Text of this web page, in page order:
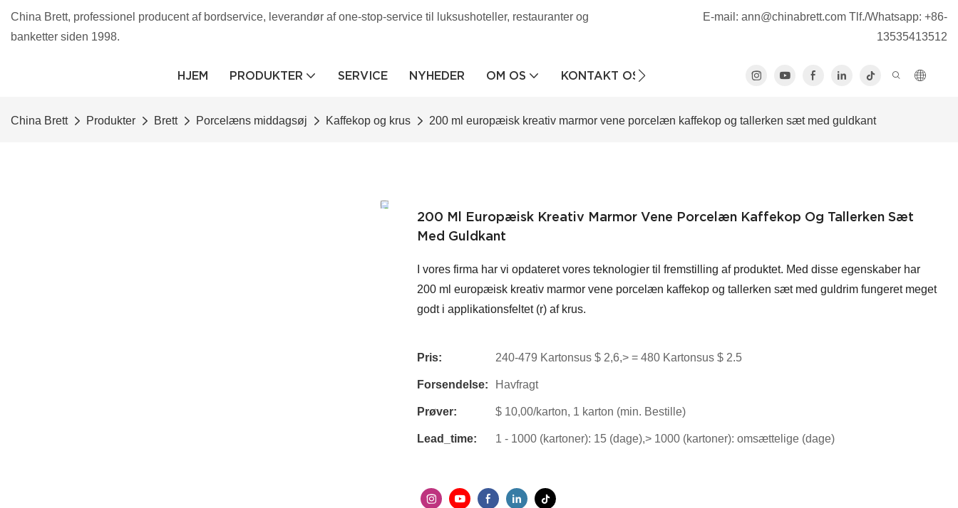
China Brett, professionel producent af bordservice, leverandør af one-stop-service til luksushoteller, restauranter og
banketter siden 1998.
E-mail: ann@chinabrett.com Tlf./Whatsapp: +86-
13535413512
HJEM PRODUKTER SERVICE NYHEDER OM OS KONTAKT OS
China Brett Produkter Brett Porcelæns middagsøj Kaffekop og krus 200 ml europæisk kreativ marmor vene porcelæn kaffekop og tallerken sæt med guldkant
200 Ml Europæisk Kreativ Marmor Vene Porcelæn Kaffekop Og Tallerken Sæt
Med Guldkant
I vores firma har vi opdateret vores teknologier til fremstilling af produktet. Med disse egenskaber har
200 ml europæisk kreativ marmor vene porcelæn kaffekop og tallerken sæt med guldrim fungeret meget
godt i applikationsfeltet (r) af krus.
Pris: 240-479 Kartonsus $ 2,6,> = 480 Kartonsus $ 2.5
Forsendelse: Havfragt
Prøver: $ 10,00/karton, 1 karton (min. Bestille)
Lead_time: 1 - 1000 (kartoner): 15 (dage),> 1000 (kartoner): omsættelige (dage)